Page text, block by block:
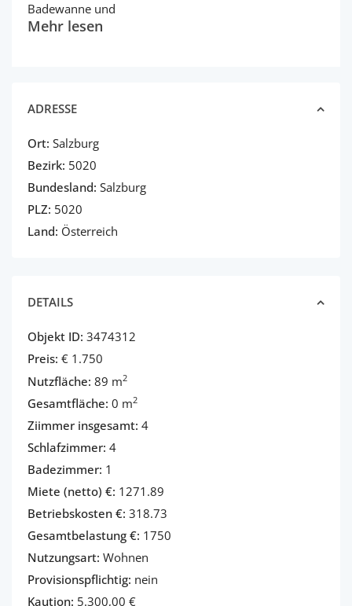
Badewanne und
Mehr lesen
ADRESSE
Ort: Salzburg
Bezirk: 5020
Bundesland: Salzburg
PLZ: 5020
Land: Österreich
DETAILS
Objekt ID: 3474312
Preis: € 1.750
Nutzfläche: 89 m2
Gesamtfläche: 0 m2
Ziimmer insgesamt: 4
Schlafzimmer: 4
Badezimmer: 1
Miete (netto) €: 1271.89
Betriebskosten €: 318.73
Gesamtbelastung €: 1750
Nutzungsart: Wohnen
Provisionspflichtig: nein
Kaution: 5.300,00 €